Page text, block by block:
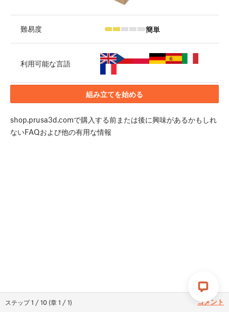
ステップ1 /10 (章1 /1) コメント
難易度 簡単
利用可能な言語
組み立てを始める
shop.prusa3d.comで購入する前または後に興味があるかもしれ
ないFAQおよび他の有用な情報